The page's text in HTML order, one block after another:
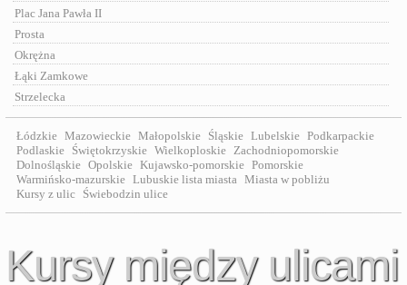
Plac Jana Pawła II
Prosta
Okrężna
Łąki Zamkowe
Strzelecka
Łódzkie Mazowieckie Małopolskie Śląskie Lubelskie Podkarpackie
Podlaskie Świętokrzyskie Wielkoploskie Zachodniopomorskie
Dolnośląskie Opolskie Kujawsko-pomorskie Pomorskie
Warmińsko-mazurskie Lubuskie lista miasta Miasta w pobliżu
Kursy z ulic
Świebodzin ulice
Kursy między ulicami